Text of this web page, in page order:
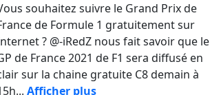
souhaitez suivre le Grand Prix de
de Formule 1 gratuitement sur
? @-iRedZ nous fait savoir que le
de France 2021 de F1 sera diffusé en
sur la chaine gratuite C8 demain à
Afficher plus